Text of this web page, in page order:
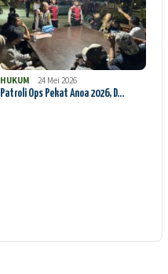
HUKUM
24 Mei 2026
Patroli Ops Pekat Anoa 2026, D…